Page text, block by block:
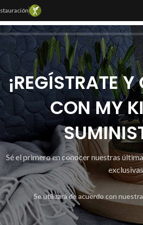
¡REGÍSTRATE
CON MY
Sé el primero en conocer nuestras
Se utilizará de acuerdo con nuestra
SELECCIONAR CATEGORÍA
INICIOTIENDACONTACTAR
Inicio Mykitchen
ESPECIAL
CAJA DE 6
Publicado por
Activado 18